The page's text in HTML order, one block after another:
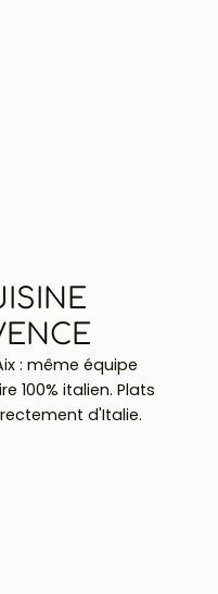
: même équipe
100% italien. Plats
d'Italie.